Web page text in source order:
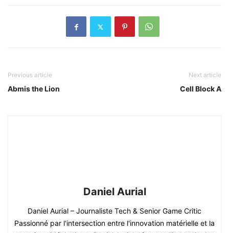
Previous article
Abmis the Lion
Next article
Cell Block A
Daniel Aurial
Daniel Aurial – Journaliste Tech & Senior Game Critic
Passionné par l'intersection entre l'innovation matérielle et la